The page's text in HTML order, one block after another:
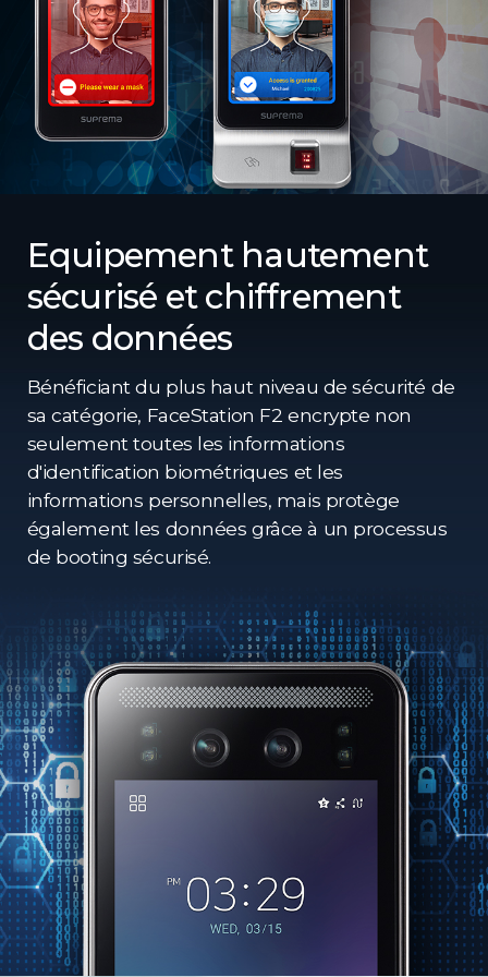
Equipement hautement
sécurisé et chiffrement
des données
Bénéficiant du plus haut niveau de sécurité de
sa catégorie, FaceStation F2 encrypte non
seulement toutes les informations
d'identification biométriques et les
informations personnelles, mais protège
également les données grâce à un processus
de booting sécurisé.